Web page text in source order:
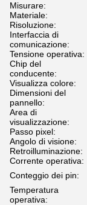
Misurare:
Materiale:
Risoluzione:
Interfaccia di
comunicazione:
Tensione operativa:
Chip del
conducente:
Visualizza colore:
Dimensioni del
pannello:
Area di
visualizzazione:
Passo pixel:
Angolo di visione:
Retroilluminazione:
Corrente operativa:
Conteggio dei pin:
Temperatura
operativa: